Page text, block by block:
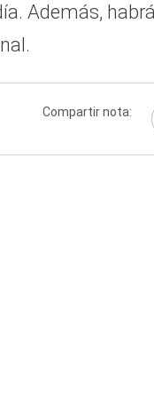
Además,
Compartir nota: